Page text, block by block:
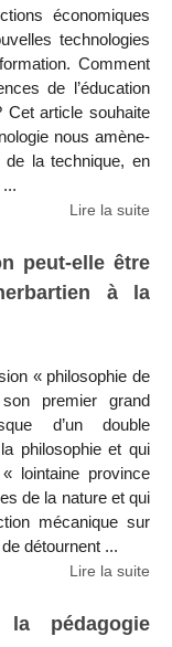
économiques
technologies
Comment
de l’éducation
Cet article souhaite
nous amène-
de la technique, en
Lire la suite
peut-elle être
à la
« philosophie de
premier grand
d’un double
philosophie et qui
lointaine province
de la nature et qui
mécanique sur
détournent ...
Lire la suite
pédagogie